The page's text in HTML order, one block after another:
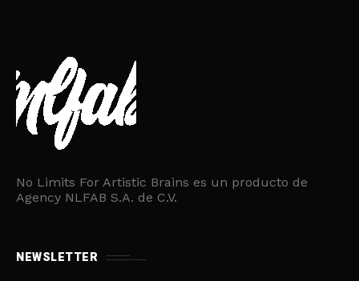
No Limits For Artistic Brains es un producto de
Agency NLFAB S.A. de C.V.
NEWSLETTER